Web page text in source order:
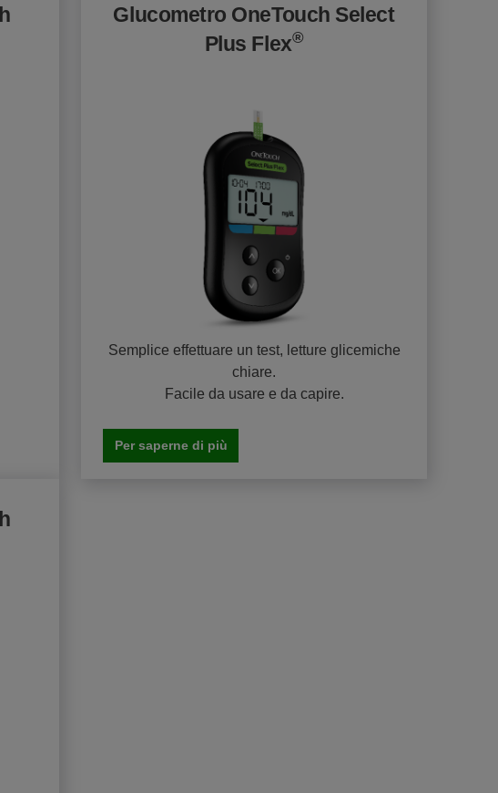
Glucometro OneTouch Select
Plus Flex®
Semplice effettuare un test, letture glicemiche
chiare.
Facile da usare e da capire.
Per saperne di più